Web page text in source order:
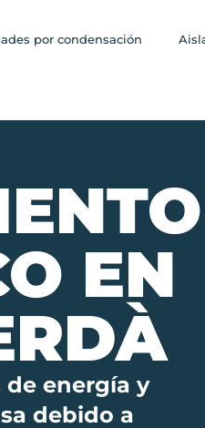
por condensación
EN
de energía y
debido a